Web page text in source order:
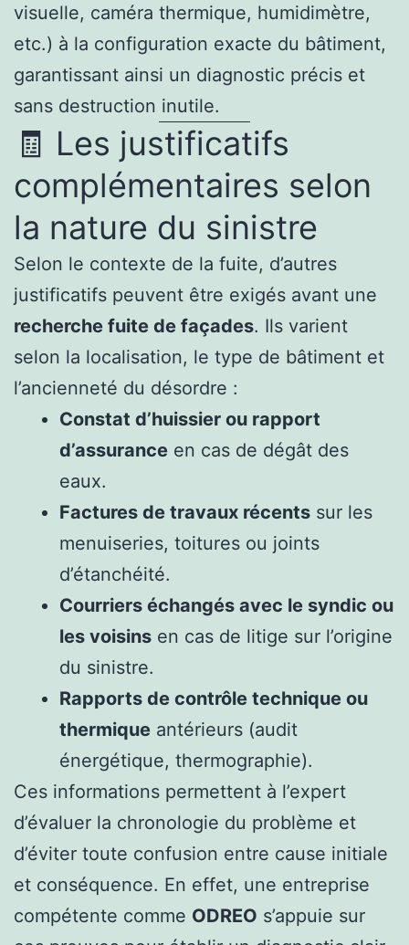
visuelle, caméra thermique, humidimètre,
etc.) à la configuration exacte du bâtiment,
garantissant ainsi un diagnostic précis et
sans destruction inutile.
🧾 Les justificatifs
complémentaires selon
la nature du sinistre
Selon le contexte de la fuite, d’autres
justificatifs peuvent être exigés avant une
recherche fuite de façades. Ils varient
selon la localisation, le type de bâtiment et
l’ancienneté du désordre :
Constat d’huissier ou rapport
d’assurance en cas de dégât des
eaux.
Factures de travaux récents sur les
menuiseries, toitures ou joints
d’étanchéité.
Courriers échangés avec le syndic ou
les voisins en cas de litige sur l’origine
du sinistre.
Rapports de contrôle technique ou
thermique antérieurs (audit
énergétique, thermographie).
Ces informations permettent à l’expert
d’évaluer la chronologie du problème et
d’éviter toute confusion entre cause initiale
et conséquence. En effet, une entreprise
compétente comme ODREO s’appuie sur